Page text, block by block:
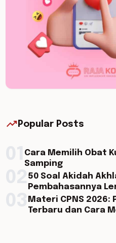
trending_up Popular Posts
Cara Memilih Obat
Samping
50 Soal Akidah
Pembahasannya
Materi CPNS 2026:
Terbaru dan Cara